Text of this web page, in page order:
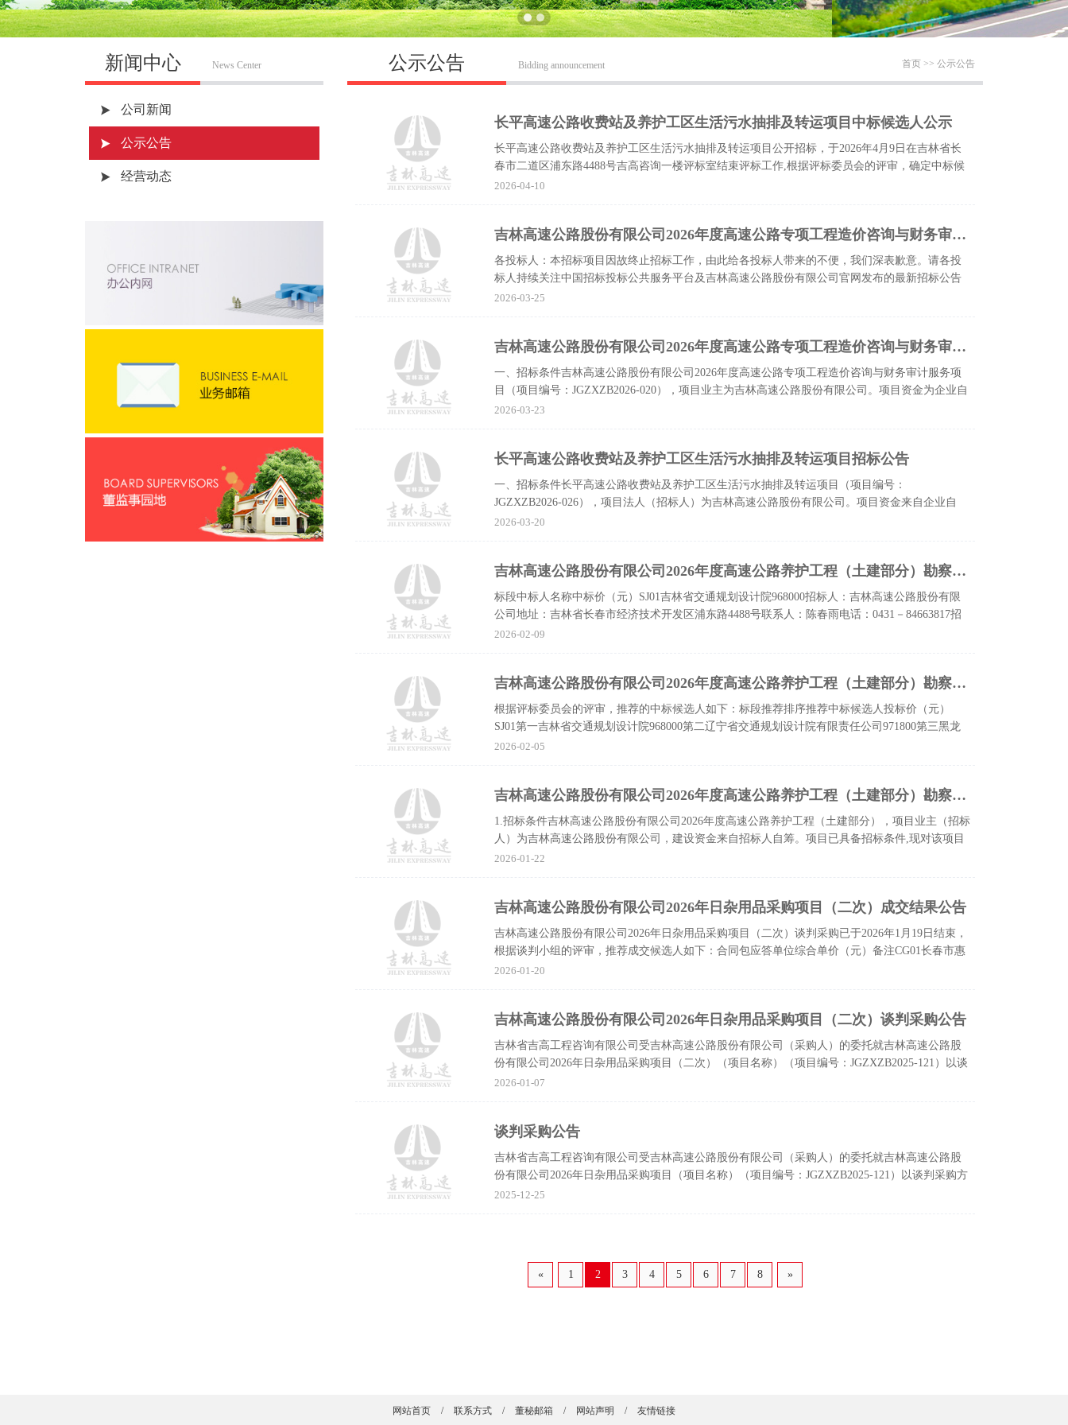
新闻中心 News Center
公司新闻
公示公告
经营动态
首页 >> 公示公告
公示公告 Bidding announcement
长平高速公路收费站及养护工区生活污水抽排及转运项目中标候选人公示
长平高速公路收费站及养护工区生活污水抽排及转运项目公开招标，于2026年4月9日在吉林省长
春市二道区浦东路4488号吉高咨询一楼评标室结束评标工作,根据评标委员会的评审，确定中标候
选人如下：标段投标人...
2026-04-10
吉林高速公路股份有限公司2026年度高速公路专项工程造价咨询与财务审计服务项目招标终止通知书
各投标人：本招标项目因故终止招标工作，由此给各投标人带来的不便，我们深表歉意。请各投
标人持续关注中国招标投标公共服务平台及吉林高速公路股份有限公司官网发布的最新招标公告
及相关信息，及时了解项目进展。特...
2026-03-25
吉林高速公路股份有限公司2026年度高速公路专项工程造价咨询与财务审计服务项目招标公告
一、招标条件吉林高速公路股份有限公司2026年度高速公路专项工程造价咨询与财务审计服务项
目（项目编号：JGZXZB2026-020），项目业主为吉林高速公路股份有限公司。项目资金为企业自
筹。该项目已具...
2026-03-23
长平高速公路收费站及养护工区生活污水抽排及转运项目招标公告
一、招标条件长平高速公路收费站及养护工区生活污水抽排及转运项目（项目编号：
JGZXZB2026-026），项目法人（招标人）为吉林高速公路股份有限公司。项目资金来自企业自
筹，出资比例100%。项目已具...
2026-03-20
吉林高速公路股份有限公司2026年度高速公路养护工程（土建部分）勘察设计招标中标结果公告
标段中标人名称中标价（元）SJ01吉林省交通规划设计院968000招标人：吉林高速公路股份有限
公司地址：吉林省长春市经济技术开发区浦东路4488号联系人：陈春雨电话：0431－84663817招
标代理...
2026-02-09
吉林高速公路股份有限公司2026年度高速公路养护工程（土建部分）勘察设计招标中标候选人公示
根据评标委员会的评审，推荐的中标候选人如下：标段推荐排序推荐中标候选人投标价（元）
SJ01第一吉林省交通规划设计院968000第二辽宁省交通规划设计院有限责任公司971800第三黑龙
江省交通规划设计研...
2026-02-05
吉林高速公路股份有限公司2026年度高速公路养护工程（土建部分）勘察设计招标公告
1.招标条件吉林高速公路股份有限公司2026年度高速公路养护工程（土建部分），项目业主（招标
人）为吉林高速公路股份有限公司，建设资金来自招标人自筹。项目已具备招标条件,现对该项目
的勘察设计进行公开招标...
2026-01-22
吉林高速公路股份有限公司2026年日杂用品采购项目（二次）成交结果公告
吉林高速公路股份有限公司2026年日杂用品采购项目（二次）谈判采购已于2026年1月19日结束，
根据谈判小组的评审，推荐成交候选人如下：合同包应答单位综合单价（元）备注CG01长春市惠
典商贸有限公司7...
2026-01-20
吉林高速公路股份有限公司2026年日杂用品采购项目（二次）谈判采购公告
吉林省吉高工程咨询有限公司受吉林高速公路股份有限公司（采购人）的委托就吉林高速公路股
份有限公司2026年日杂用品采购项目（二次）（项目名称）（项目编号：JGZXZB2025-121）以谈
判采购方式组织...
2026-01-07
谈判采购公告
吉林省吉高工程咨询有限公司受吉林高速公路股份有限公司（采购人）的委托就吉林高速公路股
份有限公司2026年日杂用品采购项目（项目名称）（项目编号：JGZXZB2025-121）以谈判采购方
式组织采购，欢...
2025-12-25
« 1 2 3 4 5 6 7 8 »
网站首页 / 联系方式 / 董秘邮箱 / 网站声明 / 友情链接